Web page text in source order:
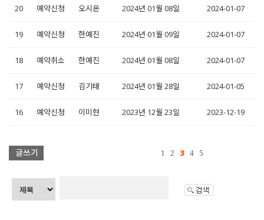
20 예약신청 오시온 2024년 01월 08일 2024-01-07
19 예약신청 한예진 2024년 01월 09일 2024-01-07
18 예약취소 한예진 2024년 01월 08일 2024-01-07
17 예약신청 김기태 2024년 01월 28일 2024-01-05
16 예약신청 이미현 2023년 12월 23일 2023-12-19
1 2 3 4 5